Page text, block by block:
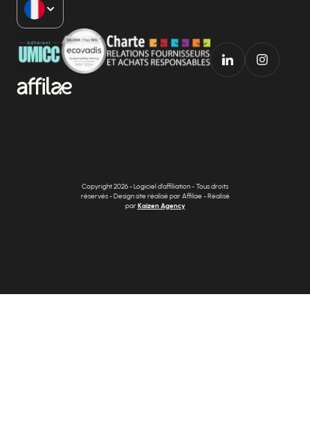
Copyright 2026 - Logiciel d'affiliation - Tous droits
réservés - Design site réalisé par Affilae - Réalisé
parKaizen Agency